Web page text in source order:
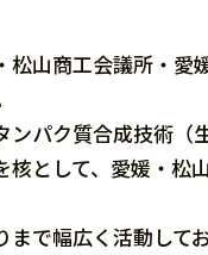
山商工会議所・愛
パク質合成技術（
として、愛媛・松
で幅広く活動して